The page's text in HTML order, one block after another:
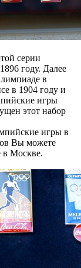
серии
году. Далее
в
в 1904 году и
игры
этот набор
игры в
Вы можете
в Москве.